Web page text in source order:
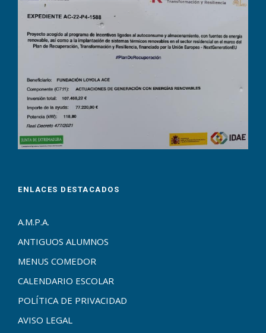
ENLACES DESTACADOS
A.M.P.A.
ANTIGUOS ALUMNOS
MENUS COMEDOR
CALENDARIO ESCOLAR
POLÍTICA DE PRIVACIDAD
AVISO LEGAL